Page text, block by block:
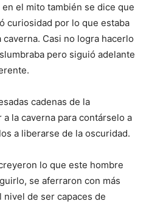
el mito también se dice que
curiosidad por lo que estaba
Casi no logra hacerlo
pero siguió adelante
cadenas de la
la caverna para contárselo a
a liberarse de la oscuridad.
lo que este hombre
se aferraron con más
nivel de ser capaces de